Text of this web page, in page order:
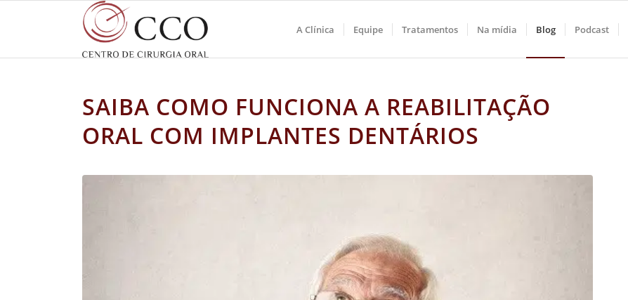
A Clínica Equipe Tratamentos Na mídia Blog Podcast
SAIBA COMO FUNCIONA A REABILITAÇÃO
ORAL COM IMPLANTES DENTÁRIOS